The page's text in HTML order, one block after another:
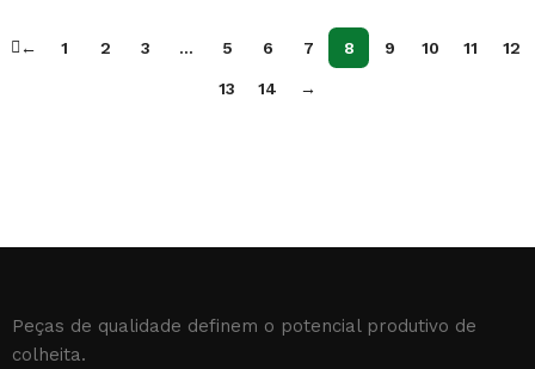
← 1 2 3 … 5 6 7 8 9 10 11 12
13 14 →
Peças de qualidade definem o potencial produtivo de
colheita.